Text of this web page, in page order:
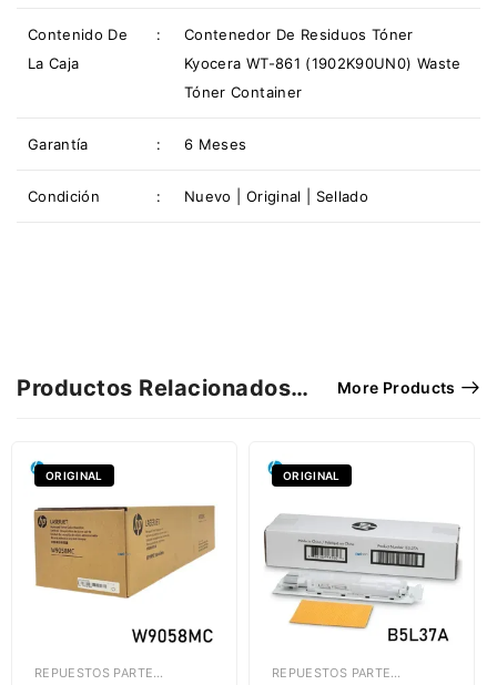
Contenido De
La Caja
:
Contenedor De Residuos Tóner
Kyocera WT-861 (1902K90UN0) Waste
Tóner Container
Garantía : 6 Meses
Condición : Nuevo | Original | Sellado
Productos Relacionados… More Products
ORIGINAL
REPUESTOS PARTES & PIEZAS CONTENEDOR DE TÓNER RESIDUAL
ORIGINAL
REPUESTOS PARTES & PIEZAS